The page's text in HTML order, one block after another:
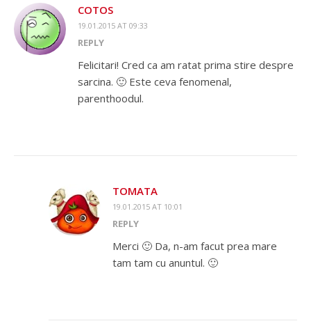
COTOS
19.01.2015 AT 09:33
REPLY
Felicitari! Cred ca am ratat prima stire despre
sarcina. 🙂 Este ceva fenomenal,
parenthoodul.
TOMATA
19.01.2015 AT 10:01
REPLY
Merci 🙂 Da, n-am facut prea mare
tam tam cu anuntul. 🙂